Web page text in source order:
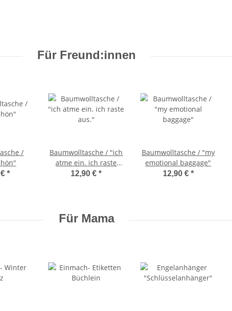
Für Freund:innen
/
€*
Baumwolltasche / "ich
atme ein. ich raste
aus."
12,90 €*
Baumwolltasche / "my
emotional baggage"
12,90 € *
Für Mama